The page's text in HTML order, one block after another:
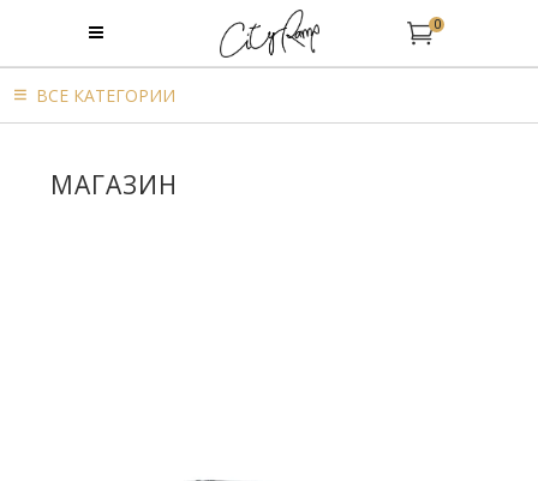
0
BСЕ КАТЕГОРИИ
МАГАЗИН